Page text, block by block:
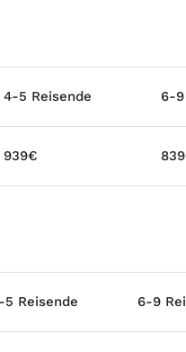
4-5 Reisende 6-9
939€
5 Reisende 6-9